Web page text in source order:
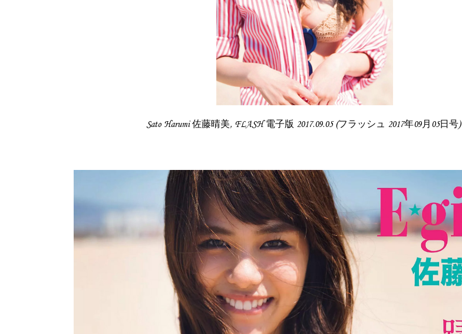
Sato Harumi 佐藤晴美, FLASH 電子版 2017.09.05 (フラッシュ 2017年09月05日号)